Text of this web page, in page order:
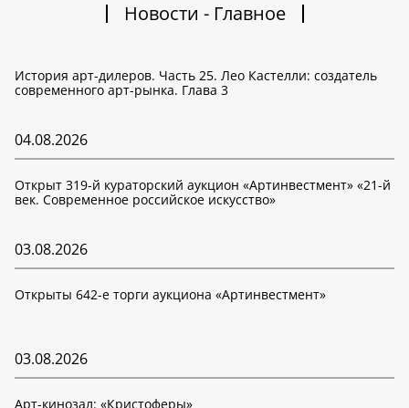
Новости - Главное
История арт-дилеров. Часть 25. Лео Кастелли: создатель
современного арт-рынка. Глава 3
04.08.2026
Открыт 319-й кураторский аукцион «Артинвестмент» «21-й
век. Современное российское искусство»
03.08.2026
Открыты 642-е торги аукциона «Артинвестмент»
03.08.2026
Арт-кинозал: «Кристоферы»